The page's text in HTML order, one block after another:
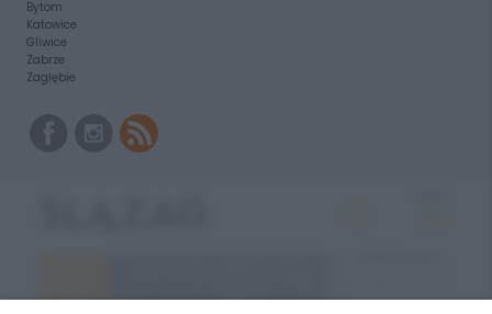
Bytom
Katowice
Gliwice
Zabrze
Zagłębie